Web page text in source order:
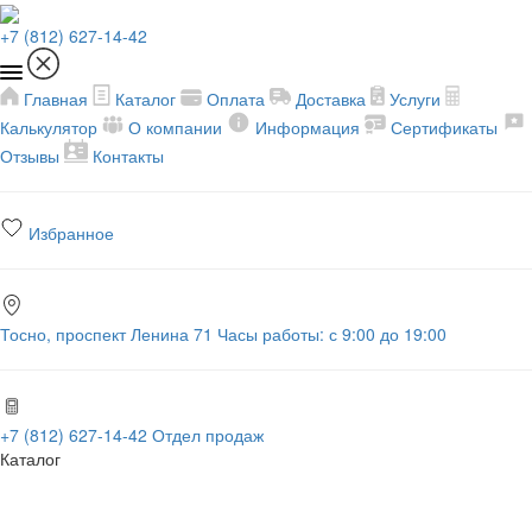
+7 (812) 627-14-42
Главная Каталог Оплата Доставка
Услуги
Калькулятор
О компании Информация
Сертификаты
Отзывы
Контакты
Избранное
Тосно, проспект Ленина 71 Часы работы: с 9:00 до 19:00
+7 (812) 627-14-42 Отдел продаж
Каталог